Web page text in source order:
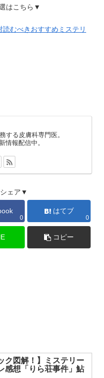
はこちら▼
読むべきおすすめミステリ
する皮膚科専門医。
情報配信中。
ェア▼
0
はてブ
0
コピー
ク図解！】ミステリー
感想「りら荘事件」鮎